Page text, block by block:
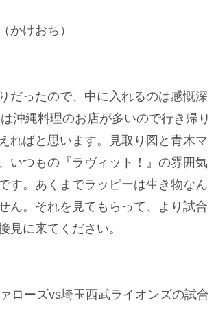
かけおち）
だったので、中に入れるのは感慨深
沖縄料理のお店が多いので行き帰り
ればと思います。見取り図と青木マ
いつもの『ラヴィット！』の雰囲気
す。あくまでラッピーは生き物なん
ん。それを見てもらって、より試合
見に来てください。
ローズvs埼玉西武ライオンズの試合